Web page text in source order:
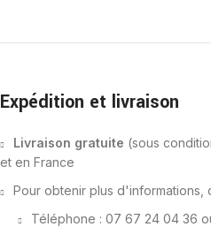
Expédition et livraison
Livraison gratuite (sous
et en France
Pour obtenir plus d'informations,
Téléphone : 07 67 24 04 36